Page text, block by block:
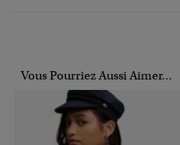
Vous Pourriez Aussi Aimer...